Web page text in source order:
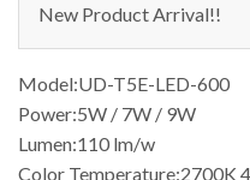
New Product Arrival!!
Model:UD-T5E-LED-600
Power:5W / 7W / 9W
Lumen:110 lm/w
Color Temperature:2700K